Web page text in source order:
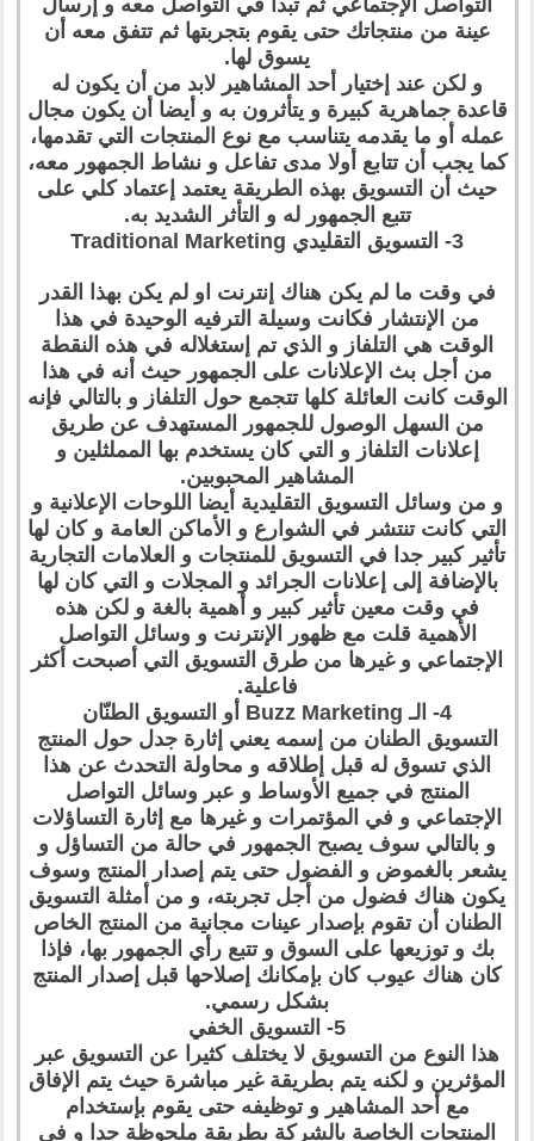
التواصل الإجتماعي ثم تبدأ في التواصل معه و إرسال
عينة من منتجاتك حتى يقوم بتجربتها ثم تتفق معه أن
يسوق لها.
و لكن عند إختيار أحد المشاهير لابد من أن يكون له
قاعدة جماهرية كبيرة و يتأثرون به و أيضا أن يكون مجال
عمله أو ما يقدمه يتناسب مع نوع المنتجات التي تقدمها،
كما يجب أن تتابع أولا مدى تفاعل و نشاط الجمهور معه،
حيث أن التسويق بهذه الطريقة يعتمد إعتماد كلي على
تتبع الجمهور له و التأثر الشديد به.
3- التسويق التقليدي Traditional Marketing
في وقت ما لم يكن هناك إنترنت او لم يكن بهذا القدر
من الإنتشار فكانت وسيلة الترفيه الوحيدة في هذا
الوقت هي التلفاز و الذي تم إستغلاله في هذه النقطة
من أجل بث الإعلانات على الجمهور حيث أنه في هذا
الوقت كانت العائلة كلها تتجمع حول التلفاز و بالتالي فإنه
من السهل الوصول للجمهور المستهدف عن طريق
إعلانات التلفاز و التي كان يستخدم بها المملثلين و
المشاهير المحبوبين.
و من وسائل التسويق التقليدية أيضا اللوحات الإعلانية و
التي كانت تنتشر في الشوارع و الأماكن العامة و كان لها
تأثير كبير جدا في التسويق للمنتجات و العلامات التجارية
بالإضافة إلى إعلانات الجرائد و المجلات و التي كان لها
في وقت معين تأثير كبير و أهمية بالغة و لكن هذه
الأهمية قلت مع ظهور الإنترنت و وسائل التواصل
الإجتماعي و غيرها من طرق التسويق التي أصبحت أكثر
فاعلية.
4- الـ Buzz Marketing أو التسويق الطنّان
التسويق الطنان من إسمه يعني إثارة جدل حول المنتج
الذي تسوق له قبل إطلاقه و محاولة التحدث عن هذا
المنتج في جميع الأوساط و عبر وسائل التواصل
الإجتماعي و في المؤتمرات و غيرها مع إثارة التساؤلات
و بالتالي سوف يصبح الجمهور في حالة من التساؤل و
يشعر بالغموض و الفضول حتى يتم إصدار المنتج وسوف
يكون هناك فضول من أجل تجربته، و من أمثلة التسويق
الطنان أن تقوم بإصدار عينات مجانية من المنتج الخاص
بك و توزيعها على السوق و تتبع رأي الجمهور بها، فإذا
كان هناك عيوب كان بإمكانك إصلاحها قبل إصدار المنتج
بشكل رسمي.
5- التسويق الخفي
هذا النوع من التسويق لا يختلف كثيرا عن التسويق عبر
المؤثرين و لكنه يتم بطريقة غير مباشرة حيث يتم الإفاق
مع أحد المشاهير و توظيفه حتى يقوم بإستخدام
المنتجات الخاصة بالشركة بطريقة ملحوظة جدا و في